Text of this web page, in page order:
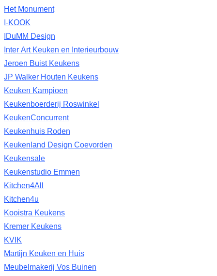
Het Monument
I-KOOK
IDuMM Design
Inter Art Keuken en Interieurbouw
Jeroen Buist Keukens
JP Walker Houten Keukens
Keuken Kampioen
Keukenboerderij Roswinkel
KeukenConcurrent
Keukenhuis Roden
Keukenland Design Coevorden
Keukensale
Keukenstudio Emmen
Kitchen4All
Kitchen4u
Kooistra Keukens
Kremer Keukens
KVIK
Martijn Keuken en Huis
Meubelmakerij Vos Buinen